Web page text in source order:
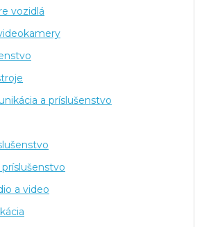
vozidlá
a príslušenstvo
a video